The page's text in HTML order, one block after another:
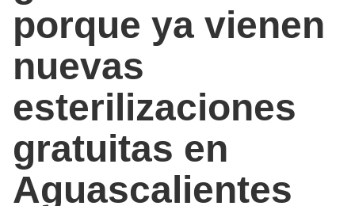
porque ya vienen
nuevas
esterilizaciones
gratuitas en
Aguascalientes